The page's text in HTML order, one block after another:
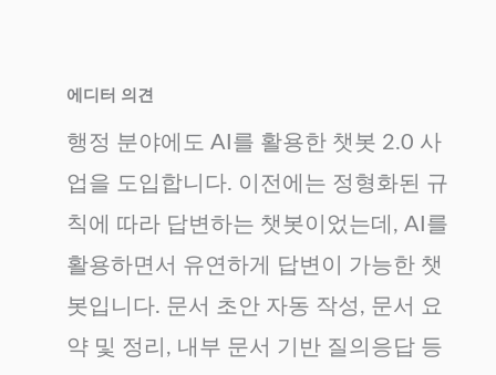
에디터 의견
행정 분야에도 AI를 활용한 챗봇 2.0 사
업을 도입합니다. 이전에는 정형화된 규
칙에 따라 답변하는 챗봇이었는데, AI를
활용하면서 유연하게 답변이 가능한 챗
봇입니다. 문서 초안 자동 작성, 문서 요
약 및 정리, 내부 문서 기반 질의응답 등